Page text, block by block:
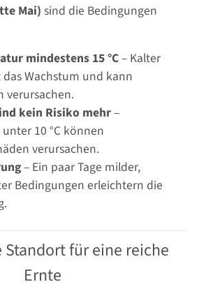
Mai)sind die Bedingungen
mindestens 15 °C– Kalter
Wachstum und kann
verursachen.
kein Risiko mehr–
10 °C können
verursachen.
– Ein paar Tage milder,
Bedingungen erleichtern die
Standort für eine reiche
Ernte